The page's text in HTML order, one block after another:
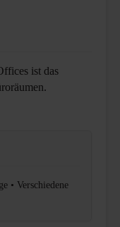
ist das
• Verschiedene